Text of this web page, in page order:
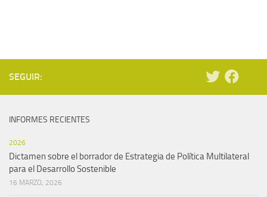
SEGUIR:
INFORMES RECIENTES
2026
Dictamen sobre el borrador de Estrategia de Política Multilateral
para el Desarrollo Sostenible
16 MARZO, 2026